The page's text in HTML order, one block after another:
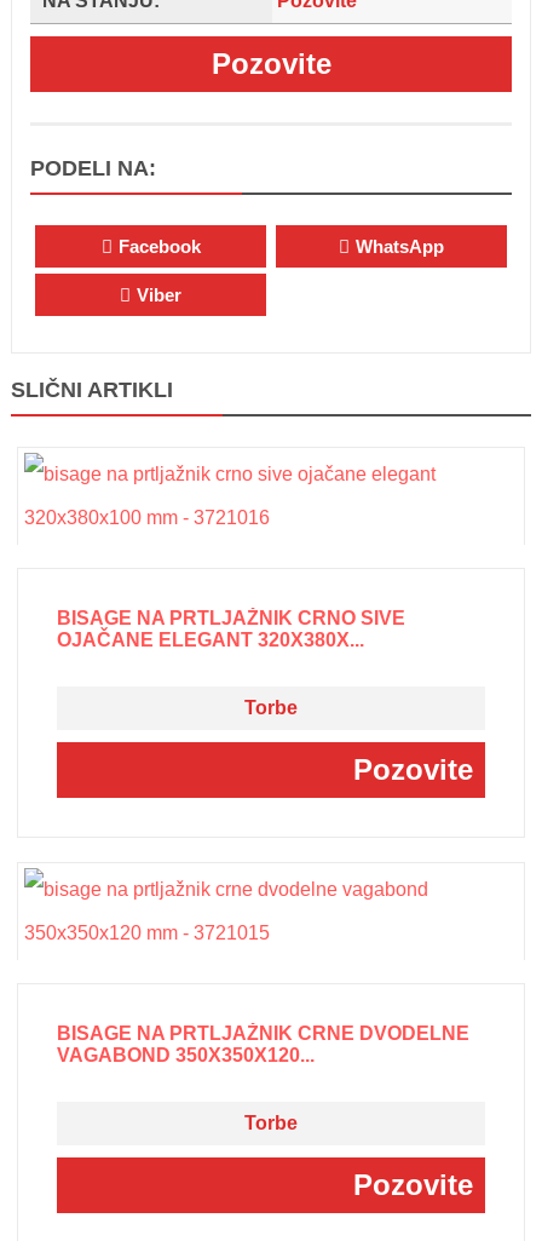
Pozovite
PODELI NA:
Facebook WhatsApp
Viber
SLIČNI ARTIKLI
BISAGE NA PRTLJAŽNIK CRNO SIVE
OJAČANE ELEGANT 320X380X...
Torbe
Pozovite
BISAGE NA PRTLJAŽNIK CRNE DVODELNE
VAGABOND 350X350X120...
Torbe
Pozovite